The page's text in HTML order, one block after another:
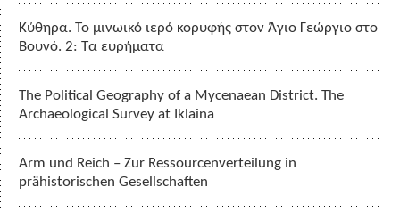
Κύθηρα. Το μινωικό ιερό κορυφής στον Άγιο Γεώργιο στο
Βουνό. 2: Τα ευρήματα
The Political Geography of a Mycenaean District. The
Archaeological Survey at Iklaina
Arm und Reich – Zur Ressourcenverteilung in
prähistorischen Gesellschaften